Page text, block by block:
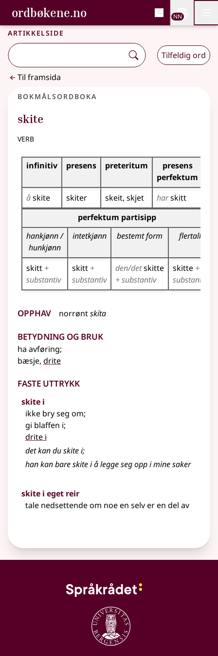
Gå til hovudinnhald
Tilgjenge
ordbøkene.no, Bokmålsordboka og
Bokmålsordboka og Nynorskordboka
NN
Artikkelside
Tilfeldig ord
Til framsida
Bokmålsordboka
skite
verb
Bøyingstabell for dette verbet
infinitiv presens preteritum
presens
perfektum
åskite skiter skeit skjet harskitt
Bøyingstabell for dette verbet (partisippformer)
perfektum partisipp
hankjønn /
hunkjønn
intetkjønn bestemt form flertall
skitt +
substantiv
skitt +
substantiv
den/detskitte
+ substantiv
skitte +
substantiv
Opphav norrøntskíta
Betydning og bruk
ha avføring;
bæsje, drite
Faste uttrykk
skite i
ikke bry seg om;
gi blaffen i;
drite i
det kan du skite i;
han kan bare skite i å legge seg opp i mine saker
skite i eget reir
tale nedsettende om noe en selv er en del av